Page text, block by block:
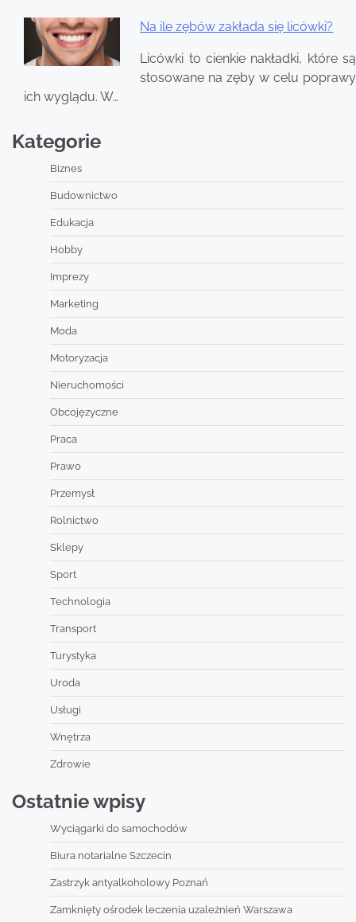
Na ile zębów zakłada się licówki?
Licówki to cienkie nakładki, które są
stosowane na zęby w celu poprawy
ich wyglądu. W…
Kategorie
Biznes
Budownictwo
Edukacja
Hobby
Imprezy
Marketing
Moda
Motoryzacja
Nieruchomości
Obcojęzyczne
Praca
Prawo
Przemysł
Rolnictwo
Sklepy
Sport
Technologia
Transport
Turystyka
Uroda
Usługi
Wnętrza
Zdrowie
Ostatnie wpisy
Wyciągarki do samochodów
Biura notarialne Szczecin
Zastrzyk antyalkoholowy Poznań
Zamknięty ośrodek leczenia uzależnień Warszawa